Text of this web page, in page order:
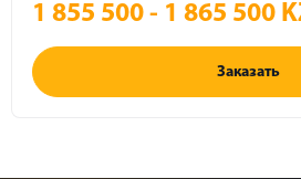
1 855 500 - 1 865 500
Заказать